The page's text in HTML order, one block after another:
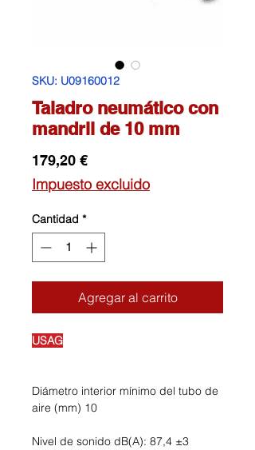
SKU: U09160012
Taladro neumático con
mandril de 10 mm
179,20 €Precio
Impuesto excluido
Cantidad *
Agregar al carrito
USAG
Diámetro interior mínimo del tubo de
aire (mm) 10
Nivel de sonido dB(A): 87,4 ±3